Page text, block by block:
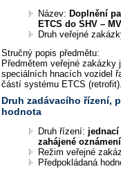
Název:Doplnění
ETCS do SHV –
Druh veřejné
Stručný popis předmětu:
Předmětem veřejné
speciálních hnacích vozidel
částí systému ETCS
Druh zadávacího řízení,
hodnota
Druh řízení:
zahájené
Režim veřejné
Předpokládaná